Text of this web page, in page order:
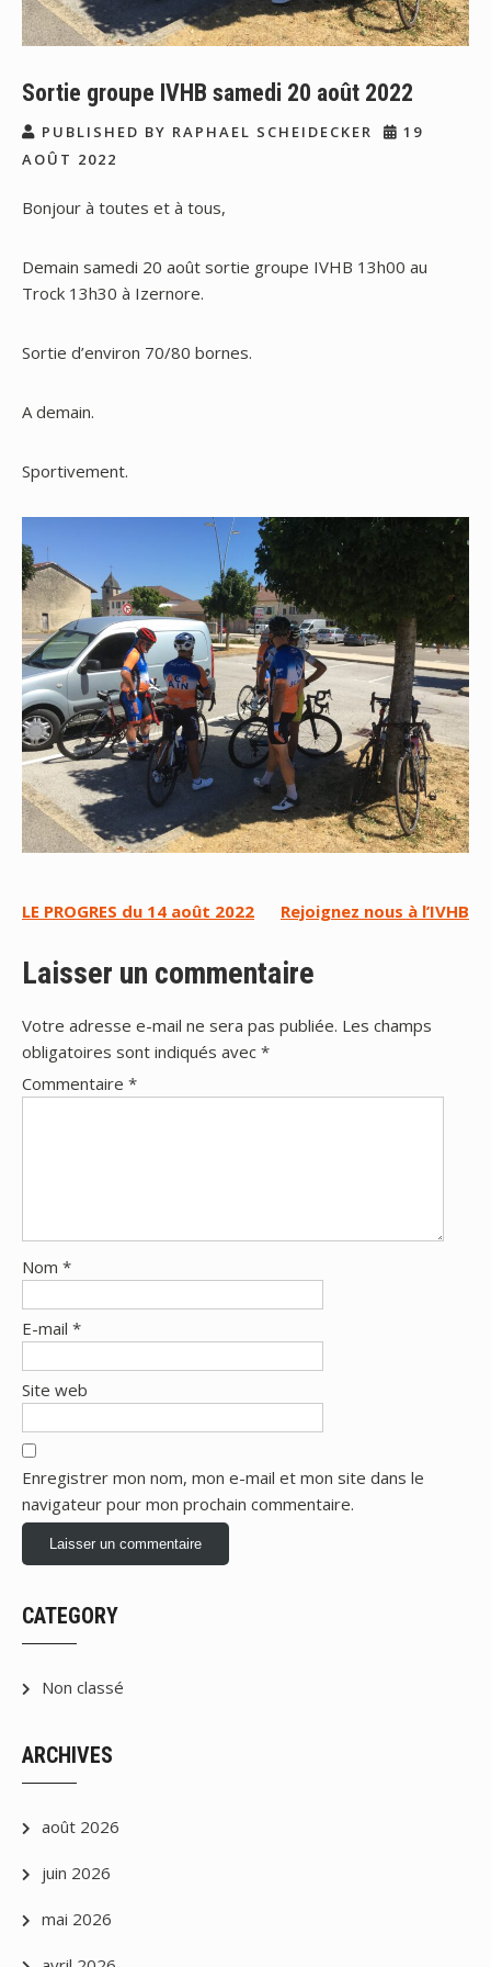
Sortie groupe IVHB samedi 20 août 2022
PUBLISHED BY RAPHAEL SCHEIDECKER
19
AOÛT 2022
Bonjour à toutes et à tous,
Demain samedi 20 août sortie groupe IVHB 13h00 au
Trock 13h30 à Izernore.
Sortie d’environ 70/80 bornes.
Ademain.
Sportivement.
Navigation
l’article
LE PROGRES du 14 août 2022 Rejoignez nous à l’IVHB
Laisser un commentaire
Votre adresse e-mail ne sera pas publiée. Les champs
obligatoires sont indiqués avec *
Commentaire *
Nom *
E-mail *
Site web
Enregistrer mon nom, mon e-mail et mon site dans le
navigateur pour mon prochain commentaire.
CATEGORY
Non classé
ARCHIVES
août 2026
juin 2026
mai 2026